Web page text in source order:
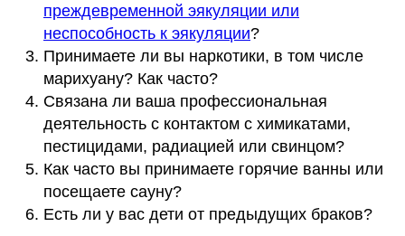
преждевременной эякуляции или
неспособность к эякуляции?
Принимаете ли вы наркотики, в том числе
марихуану? Как часто?
Связана ли ваша профессиональная
деятельность с контактом с химикатами,
пестицидами, радиацией или свинцом?
Как часто вы принимаете горячие ванны или
посещаете сауну?
Есть ли у вас дети от предыдущих браков?